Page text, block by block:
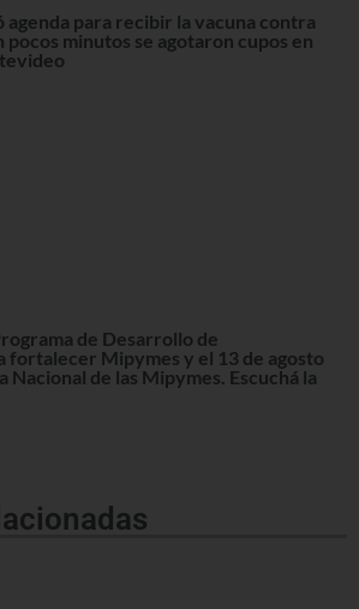
agenda para recibir la vacuna contra
pocos minutos se agotaron cupos en
de Desarrollo de
fortalecer Mipymes y el 13 de agosto
Nacional de las Mipymes. Escuchá la